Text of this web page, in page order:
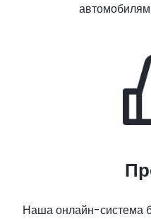
Наша онлайн-система